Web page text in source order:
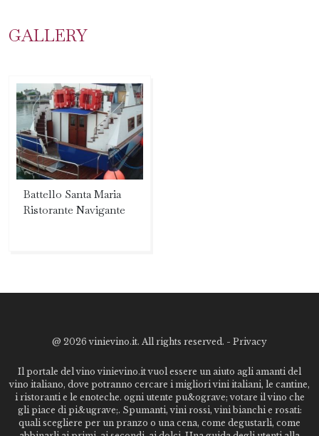
GALLERY
Battello Santa Maria
Ristorante Navigante
@ 2026 vinievino.it. All rights reserved. - Privacy
Il portale del vino vinievino.it vuol essere un aiuto agli amanti del
vino italiano, dove potranno cercare i migliori vini italiani, le cantine,
i ristoranti e le enoteche. ogni utente pu&ograve; votare il vino che
gli piace di pi&ugrave;. Spumanti, vini rossi, vini bianchi e rosati:
quali scegliere per un pranzo o una cena, come degustarli, come